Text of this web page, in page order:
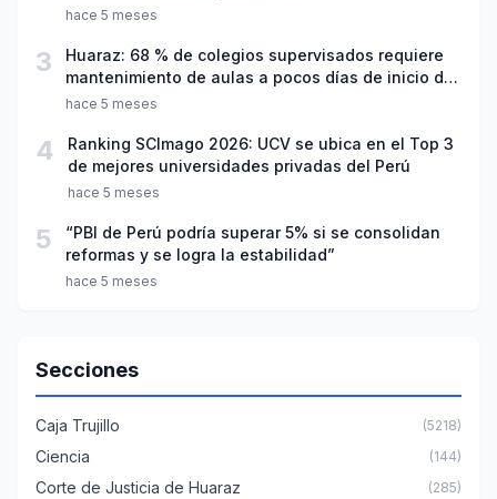
hace 5 meses
3
Huaraz: 68 % de colegios supervisados requiere
mantenimiento de aulas a pocos días de inicio del
año escolar 2026
hace 5 meses
4
Ranking SCImago 2026: UCV se ubica en el Top 3
de mejores universidades privadas del Perú
hace 5 meses
5
“PBI de Perú podría superar 5% si se consolidan
reformas y se logra la estabilidad”
hace 5 meses
Secciones
Caja Trujillo (5218)
Ciencia (144)
Corte de Justicia de Huaraz (285)